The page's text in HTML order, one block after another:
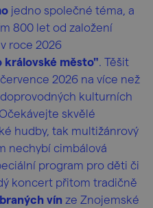
jedno společné téma, a
800 let od založení
roce 2026
královské město". Těšit
2026 na více než
kulturních
skvělé
hudby, tak multižánrový
nechybí cimbálová
program pro děti či
koncert přitom tradičně
vín ze Znojemské